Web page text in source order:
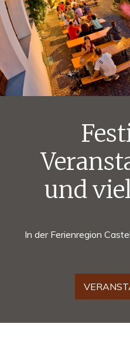
und
In der Ferienregion